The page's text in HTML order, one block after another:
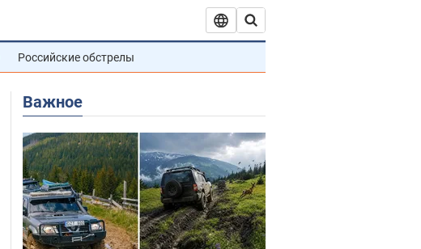
Российские обстрелы
Важное